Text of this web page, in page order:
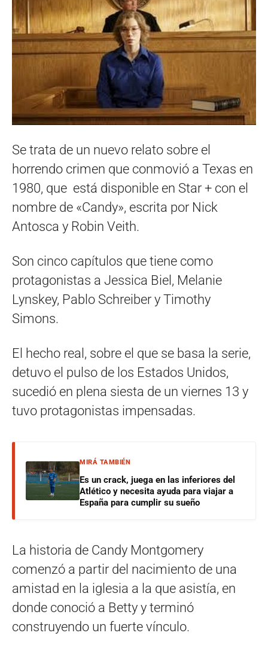
Se trata de un nuevo relato sobre el
horrendo crimen que conmovió a Texas en
1980, que está disponible en Star + con el
nombre de «Candy», escrita por Nick
Antosca y Robin Veith.
Son cinco capítulos que tiene como
protagonistas a Jessica Biel, Melanie
Lynskey, Pablo Schreiber y Timothy
Simons.
El hecho real, sobre el que se basa la serie,
detuvo el pulso de los Estados Unidos,
sucedió en plena siesta de un viernes 13 y
tuvo protagonistas impensadas.
MIRÁ TAMBIÉN
Es un crack, juega en las inferiores del
Atlético y necesita ayuda para viajar a
España para cumplir su sueño
La historia de Candy Montgomery
comenzó a partir del nacimiento de una
amistad en la iglesia a la que asistía, en
donde conoció a Betty y terminó
construyendo un fuerte vínculo.